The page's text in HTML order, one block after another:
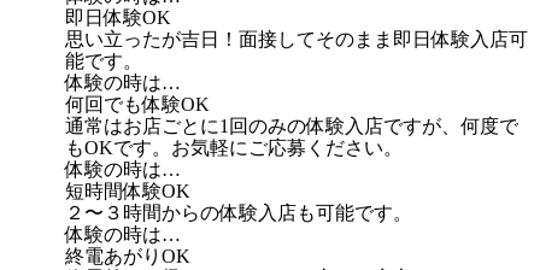
即日体験OK
思い立ったが吉日！面接してそのまま即日体験入店可
能です。
体験の時は…
何回でも体験OK
通常はお店ごとに1回のみの体験入店ですが、何度で
もOKです。お気軽にご応募ください。
体験の時は…
短時間体験OK
２〜３時間からの体験入店も可能です。
体験の時は…
終電あがりOK